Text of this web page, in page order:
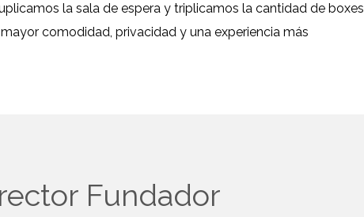
la sala de espera y triplicamos la cantidad de boxes
comodidad, privacidad y una experiencia más
Fundador